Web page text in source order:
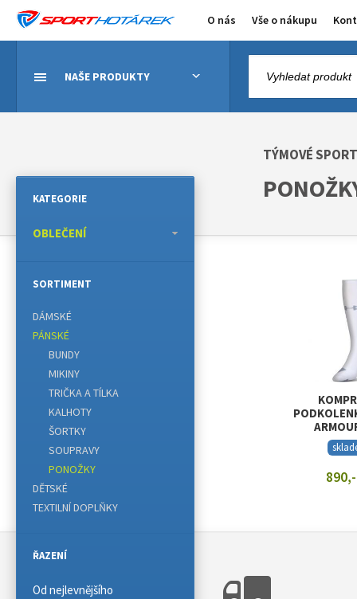
O nás Vše o nákupu
NAŠE PRODUKTY
TÝMOVÉ
KATEGORIE
OBLEČENÍ
SORTIMENT
DÁMSKÉ
PÁNSKÉ
BUNDY
MIKINY
TRIČKA A TÍLKA
KALHOTY
ŠORTKY
SOUPRAVY
PONOŽKY
DĚTSKÉ
TEXTILNÍ DOPLŇKY
ŘAZENÍ
Od nejlevnějšího